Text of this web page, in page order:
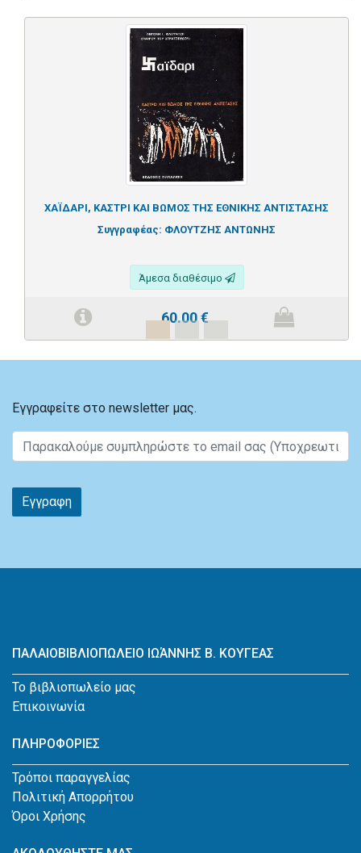
ΧΑΪΔΑΡΙ, ΚΑΣΤΡΙ ΚΑΙ ΒΩΜΟΣ ΤΗΣ ΕΘΝΙΚΗΣ ΑΝΤΙΣΤΑΣΗΣ
Συγγραφέας: ΦΛΟΥΤΖΗΣ ΑΝΤΩΝΗΣ
Άμεσα διαθέσιμο
60.00€
Εγγραφείτε στο newsletter μας.
Εγγραφη
ΠΑΛΑΙΟΒΙΒΛΙΟΠΩΛΕΙΟ ΙΩΆΝΝΗΣ Β. ΚΟΥΓΕΑΣ
Το βιβλιοπωλείο μας
Επικοινωνία
ΠΛΗΡΟΦΟΡΙΕΣ
Τρόποι παραγγελίας
Πολιτική Απορρήτου
Όροι Χρήσης